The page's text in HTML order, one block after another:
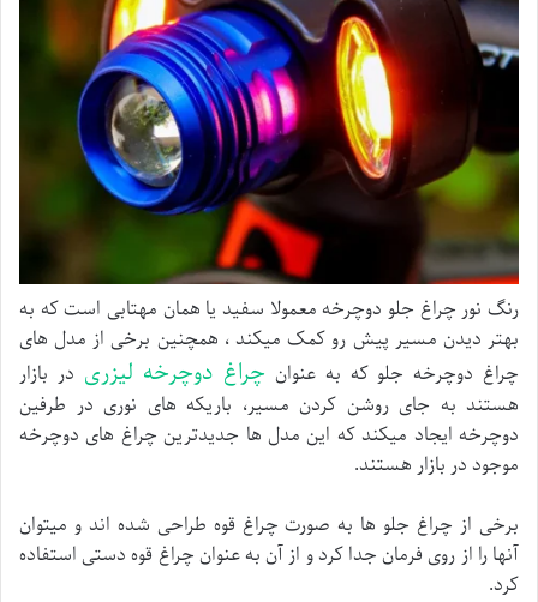
رنگ نور چراغ جلو دوچرخه معمولا سفید یا همان مهتابی است که به
بهتر دیدن مسیر پیش رو کمک میکند ، همچنین برخی از مدل های
چراغ دوچرخه جلو که به عنوان چراغ دوچرخه لیزری در بازار
هستند به جای روشن کردن مسیر، باریکه های نوری در طرفین
دوچرخه ایجاد میکند که این مدل ها جدیدترین چراغ های دوچرخه
موجود در بازار هستند.
برخی از چراغ جلو ها به صورت چراغ قوه طراحی شده اند و میتوان
آنها را از روی فرمان جدا کرد و از آن به عنوان چراغ قوه دستی استفاده
کرد.